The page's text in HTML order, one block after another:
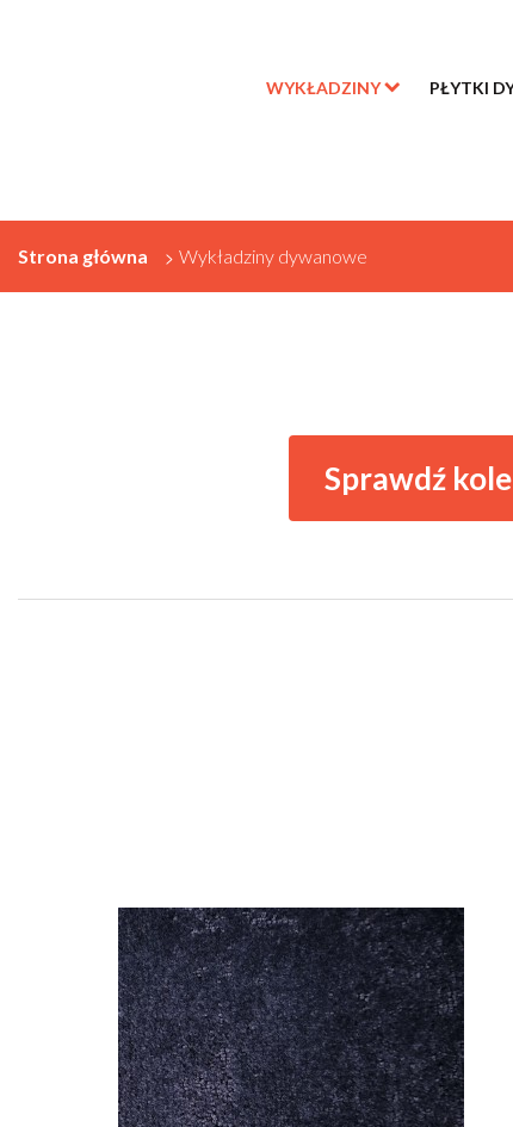
WYKŁADZINY PŁYTKI
Strona główna > Wykładziny dywanowe
Sprawdź